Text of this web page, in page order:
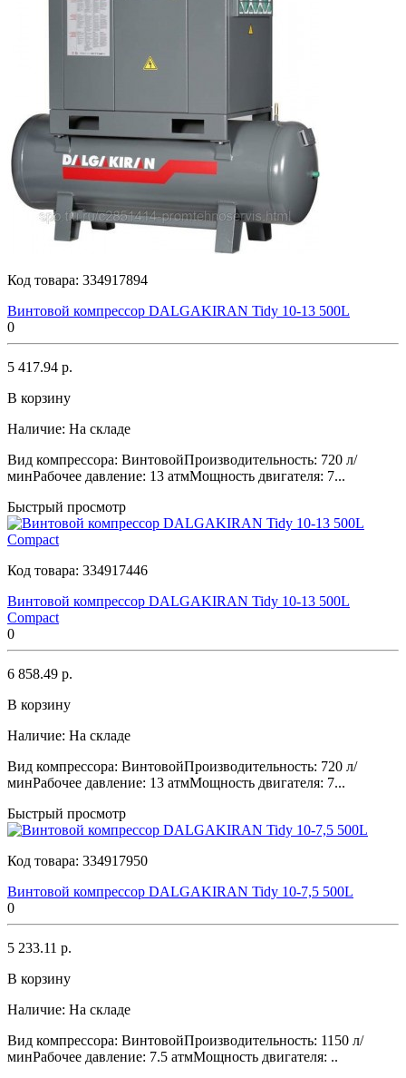
Код товара: 334917894
Винтовой компрессор DALGAKIRAN Tidy 10-13 500L
0
5 417.94 р.
В корзину
Наличие: На складе
Вид компрессора: ВинтовойПроизводительность: 720 л/
минРабочее давление: 13 атмМощность двигателя: 7...
Быстрый просмотр
Код товара: 334917446
Винтовой компрессор DALGAKIRAN Tidy 10-13 500L
Compact
0
6 858.49 р.
В корзину
Наличие: На складе
Вид компрессора: ВинтовойПроизводительность: 720 л/
минРабочее давление: 13 атмМощность двигателя: 7...
Быстрый просмотр
Код товара: 334917950
Винтовой компрессор DALGAKIRAN Tidy 10-7,5 500L
0
5 233.11 р.
В корзину
Наличие: На складе
Вид компрессора: ВинтовойПроизводительность: 1150 л/
минРабочее давление: 7.5 атмМощность двигателя: ..